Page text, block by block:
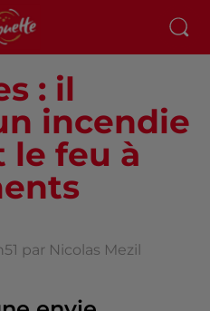
: il
incendie
feu à
par Nicolas Mezil